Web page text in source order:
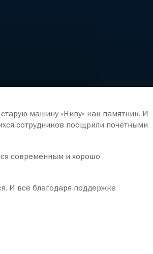
машину «Ниву» как памятник. И
сотрудников поощрили почётными
современным и хорошо
И всё благодаря поддержке